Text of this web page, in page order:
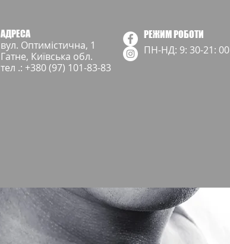
АДРЕСА
вул. Оптимістична, 1
Гатне, Київська обл.
тел .: +380 (97) 101-83-83
РЕЖИМ РОБОТИ
ПН-НД: 9: 30-21: 00